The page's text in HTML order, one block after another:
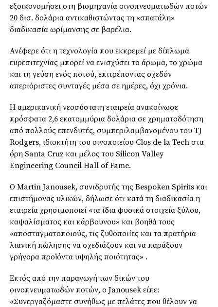
εξοικονομήσει στη βιομηχανία οινοπνευματωδών ποτών
20 δισ. δολάρια αντικαθιστώντας τη «σπατάλη»
διαδικασία ωρίμανσης σε βαρέλια.
Ανέφερε ότι η τεχνολογία που εκκρεμεί με δίπλωμα
ευρεσιτεχνίας μπορεί να ενισχύσει το άρωμα, το χρώμα
και τη γεύση ενός ποτού, επιτρέποντας σχεδόν
απεριόριστες συνταγές μέσα σε ημέρες, όχι χρόνια.
Η αμερικανική νεοσύστατη εταιρεία ανακοίνωσε
πρόσφατα 2,6 εκατομμύρια δολάρια σε χρηματοδότηση
από πολλούς επενδυτές, συμπεριλαμβανομένου του TJ
Rodgers, ιδιοκτήτη του οινοποιείου Clos de la Tech στα
όρη Santa Cruz και μέλος του Silicon Valley
Engineering Council Hall of Fame.
Ο Martin Janousek, συνιδρυτής της Bespoken Spirits και
επιστήμονας υλικών, δήλωσε ότι κατά τη διαδικασία η
εταιρεία χρησιμοποιεί «τα ίδια φυσικά στοιχεία ξύλου,
καψαλίσματος και κάρβουνου» και βοηθά τους
«αποσταγματοποιούς, τις ζυθοποιίες και τα πρατήρια
λιανική πώλησης να σχεδιάζουν και να παράξουν
γρήγορα προϊόντα υψηλής ποιότητας» .
Εκτός από την παραγωγή των δικών του
οινοπνευματωδών ποτών, ο Janousekείπε:
«Συνεργαζόμαστε συνήθως με πελάτες που θέλουν να